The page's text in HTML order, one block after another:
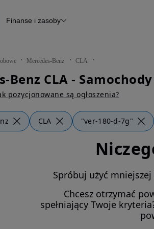
Raport z inspekcji
Otomoto News
Finanse i zasoby
Mercedes-Benz CLA
pozycjonowane są ogłoszenia?
CLA "ver-180-d-7g"
Spróbuj użyć
Chcesz otrzymać
spełniający Twoje